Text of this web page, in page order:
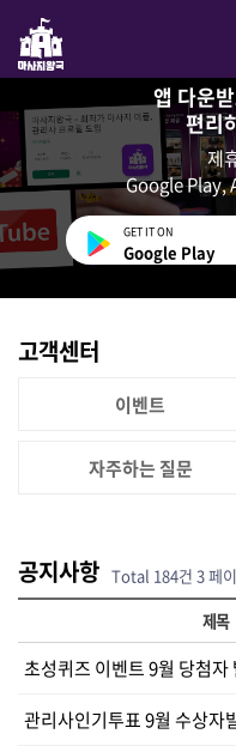
앱 다운
편리
제
Google Play,
GET IT ON
Google Play
고객센터
이벤트
자주하는 질문
공지사항 Total 184건 3 페
제목
초성퀴즈 이벤트 9월 당첨자
관리사인기투표 9월 수상자